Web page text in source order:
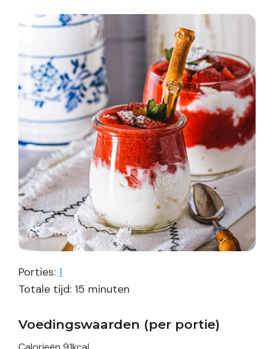
Porties: 1
Totale tijd: 15 minuten
minuten
Voedingswaarden (per portie)